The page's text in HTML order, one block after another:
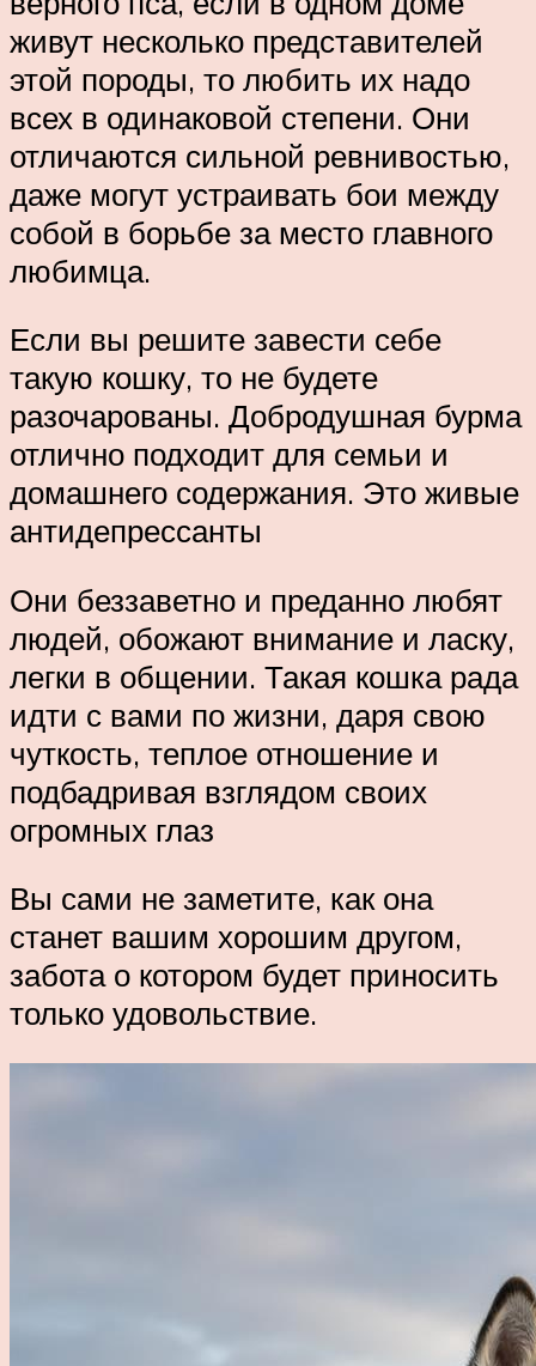
живут несколько представителей
этой породы, то любить их надо
всех в одинаковой степени. Они
отличаются сильной ревнивостью,
даже могут устраивать бои между
собой в борьбе за место главного
любимца.
Если вы решите завести себе
такую кошку, то не будете
разочарованы. Добродушная бурма
отлично подходит для семьи и
домашнего содержания. Это живые
антидепрессанты
Они беззаветно и преданно любят
людей, обожают внимание и ласку,
легки в общении. Такая кошка рада
идти с вами по жизни, даря свою
чуткость, теплое отношение и
подбадривая взглядом своих
огромных глаз
Вы сами не заметите, как она
станет вашим хорошим другом,
забота о котором будет приносить
только удовольствие.